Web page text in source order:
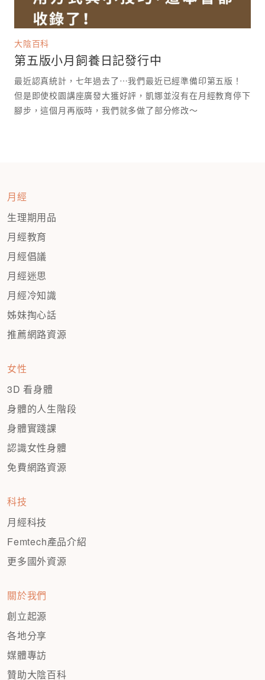
大陰百科
第五版小月飼養日記發行中
最近認真統計，七年過去了⋯我們最近已經準備印第五版！
但是即使校園講座廣發大獲好評，凱娜並沒有在月經教育停下
腳步，這個月再版時，我們就多做了部分修改～
月經
生理期用品
月經教育
月經倡議
月經迷思
月經冷知識
姊妹掏心話
推薦網路資源
女性
3D 看身體
身體的人生階段
身體實踐課
認識女性身體
免費網路資源
科技
月經科技
Femtech產品介紹
更多國外資源
關於我們
創立起源
各地分享
媒體專訪
贊助大陰百科